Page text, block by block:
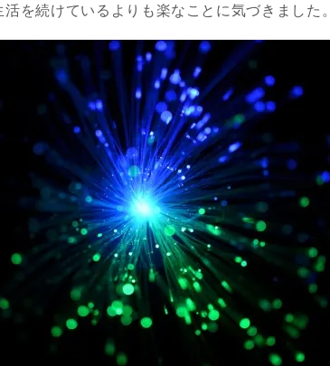
を続けているよりも楽なことに気づきました。